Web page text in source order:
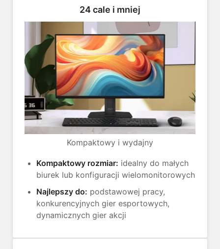
24 cale i mniej
Kompaktowy i wydajny
Kompaktowy rozmiar: idealny do małych
biurek lub konfiguracji wielomonitorowych
Najlepszy do: podstawowej pracy,
konkurencyjnych gier esportowych,
dynamicznych gier akcji